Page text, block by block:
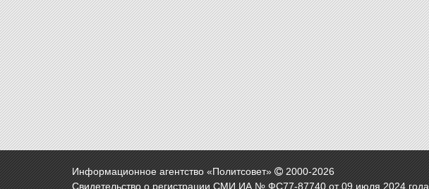
Информационное агентство «Политсовет» 2000-2026
Свидетельство о регистрации СМИ ИА № ФС77-87740 от 09 июля 2024 года.